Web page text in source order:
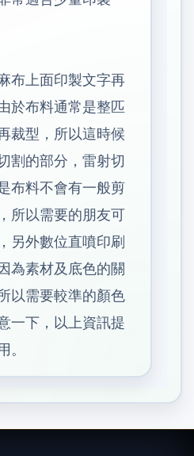
布上面印製文字再
於布料通常是整匹
裁型，所以這時候
割的部分，雷射切
布料不會有一般剪
所以需要的朋友可
另外數位直噴印刷
為素材及底色的關
以需要較準的顏色
一下，以上資訊提